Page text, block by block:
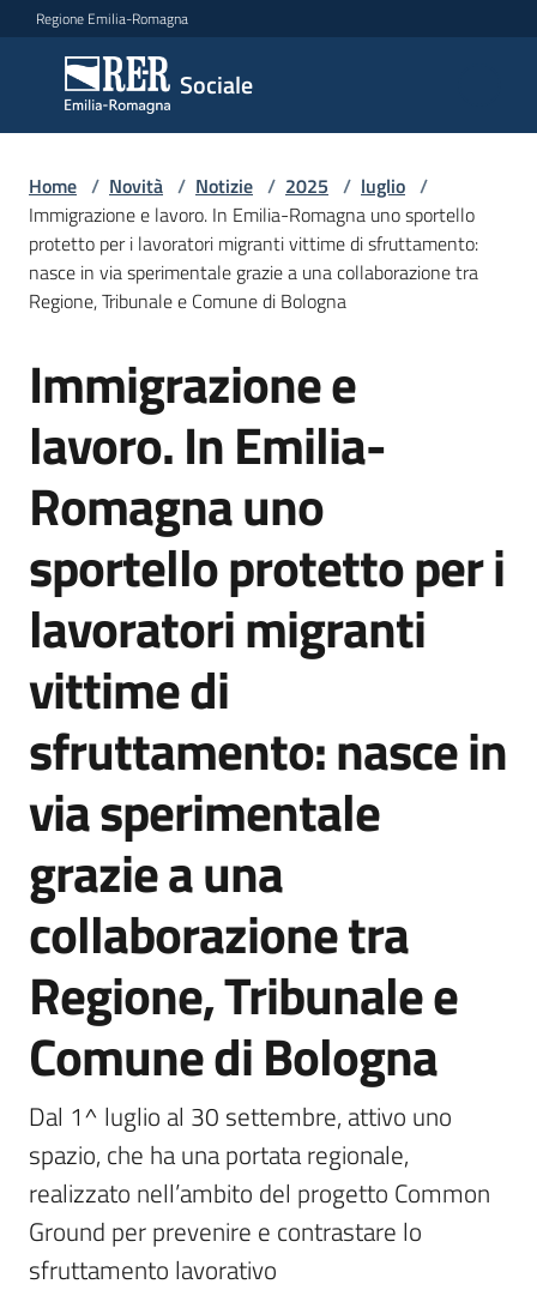
Vai al contenuto
Vai alla navigazione
Vai al footer
Regione Emilia-Romagna
Sociale
Sociale
Argomenti
Novità
Servizi
Leggi
Atti
Bandi
Piani
Programmi
Progetti
Seguici
su
Home / Novità / Notizie / 2025 / luglio /
Immigrazione e lavoro. In Emilia-Romagna uno sportello
protetto per i lavoratori migranti vittime di sfruttamento:
nasce in via sperimentale grazie a una collaborazione tra
Regione, Tribunale e Comune di Bologna
Salta al contenuto
Immigrazione e
lavoro. In Emilia-
Romagna uno
sportello protetto per i
lavoratori migranti
vittime di
sfruttamento: nasce in
via sperimentale
grazie a una
collaborazione tra
Regione, Tribunale e
Comune di Bologna
Dal 1^ luglio al 30 settembre, attivo uno
spazio, che ha una portata regionale,
realizzato nell’ambito del progetto Common
Ground per prevenire e contrastare lo
sfruttamento lavorativo